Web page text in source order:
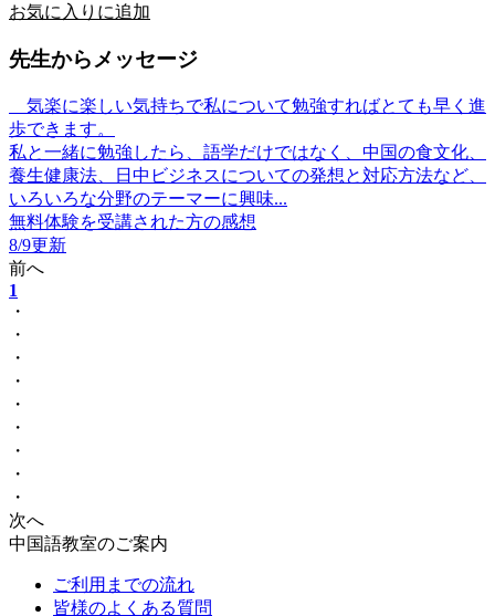
お気に入りに追加
先生からメッセージ
気楽に楽しい気持ちで私について勉強すればとても早く進
歩できます。
私と一緒に勉強したら、語学だけではなく、中国の食文化、
養生健康法、日中ビジネスについての発想と対応方法など、
いろいろな分野のテーマーに興味...
無料体験を受講された方の感想
8/9更新
前へ
1
・
・
・
・
・
・
・
・
・
次へ
中国語教室のご案内
ご利用までの流れ
皆様のよくある質問